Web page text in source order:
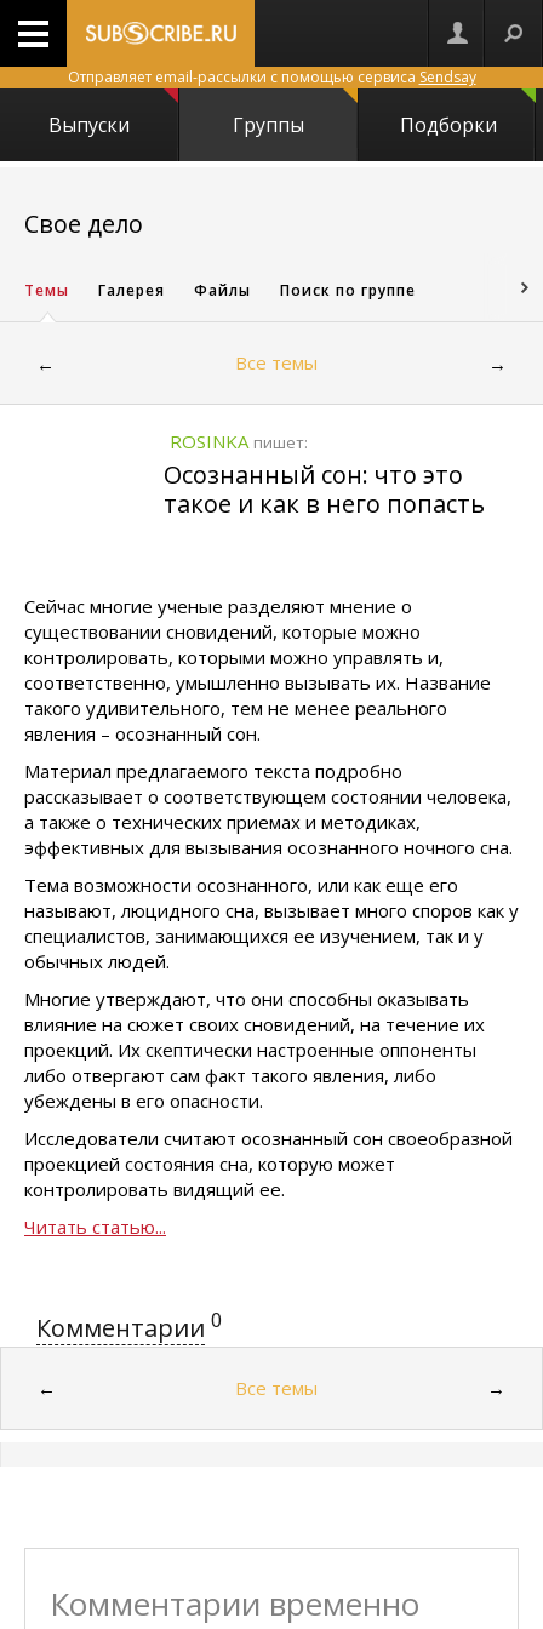
Отправляет email-рассылки с помощью сервиса Sendsay
Выпуски Группы Подборки
Свое дело
Темы Галерея Файлы Поиск по группе
← Все темы →
ROSINKA пишет:
Осознанный сон: что это
такое и как в него попасть
Сейчас многие ученые разделяют мнение о
существовании сновидений, которые можно
контролировать, которыми можно управлять и,
соответственно, умышленно вызывать их. Название
такого удивительного, тем не менее реального
явления – осознанный сон.
Материал предлагаемого текста подробно
рассказывает о соответствующем состоянии человека,
а также о технических приемах и методиках,
эффективных для вызывания осознанного ночного сна.
Тема возможности осознанного, или как еще его
называют, люцидного сна, вызывает много споров как у
специалистов, занимающихся ее изучением, так и у
обычных людей.
Многие утверждают, что они способны оказывать
влияние на сюжет своих сновидений, на течение их
проекций. Их скептически настроенные оппоненты
либо отвергают сам факт такого явления, либо
убеждены в его опасности.
Исследователи считают осознанный сон своеобразной
проекцией состояния сна, которую может
контролировать видящий ее.
Читать статью...
Комментарии 0
← Все темы →
Комментарии временно